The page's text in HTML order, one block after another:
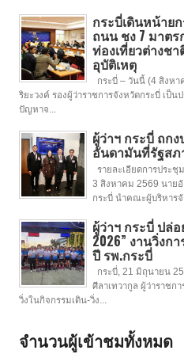
กระบี่เดินหน้าย
ถนน ชง 7 มาต
ท่องเที่ยวต่างช
อุบัติเหตุ
กระบี่ – วันนี้ (4 สิงหา
ริยะวงค์ รองผู้ว่าราชการจังหวัดกระบี่ เป็
ปัญหาจ...
ผู้ว่าฯ กระบี่ ถก
อันดามันที่รัฐสภ
รายละเอียดการประ
3 สิงหาคม 2569 นายอั
กระบี่ นำคณะผู้บริหารจั
ผู้ว่าฯ กระบี่ ปล่อ
2026” งานวิ่งก
ปี รพ.กระบี่
กระบี่, 21 มิถุนายน
ศีลาเทวากูล ผู้ว่าราชก
วิ่งในกิจกรรมเดิน-วิ่ง...
จำนวนผู้เข้าชมทั้งหมด